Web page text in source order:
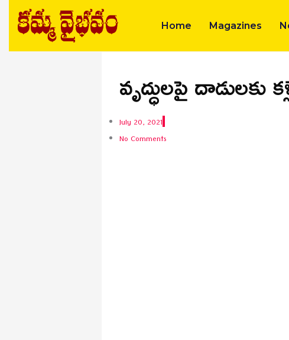
content
Home Magazines
వృద్ధులపై దాడులకు
July 20, 2021
No Comments